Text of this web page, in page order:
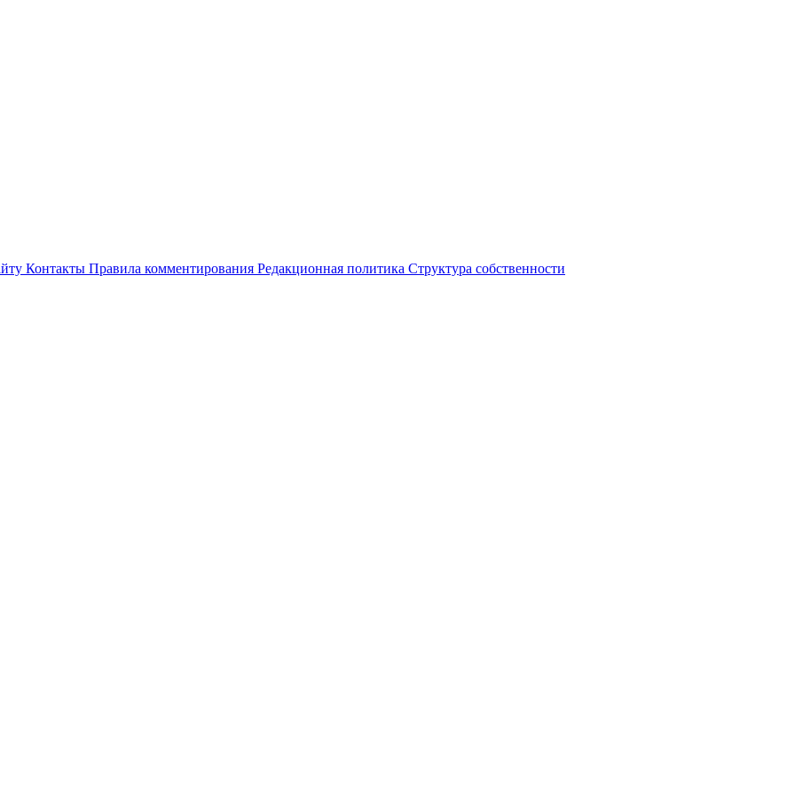
Контакты Правила комментирования Редакционная политика Структура собственности